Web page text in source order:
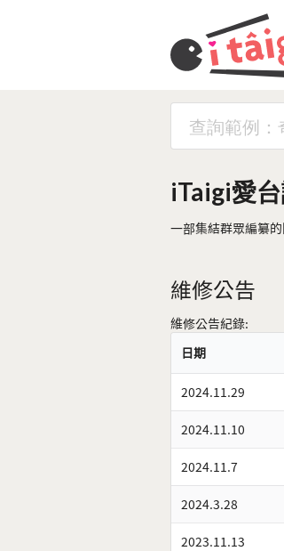
iTaigi愛
一部集結群眾編纂
維修公告
維修公告紀錄:
日期
2024.11.29
2024.11.10
2024.11.7
2024.3.28
2023.11.13